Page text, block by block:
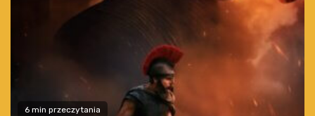
6 min przeczytania